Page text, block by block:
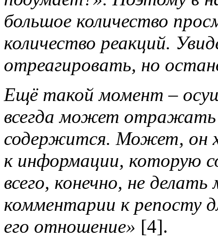
большое количество
количество реакций.
отреагировать, но
Ещё такой момент –
всегда может отражать
содержится. Может, он
к информации, которую
всего, конечно, не
комментарии к репосту
его отношение» [4].